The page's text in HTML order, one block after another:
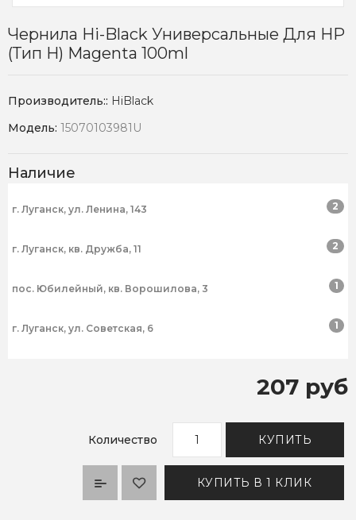
Чернила Hi-Black Универсальные Для HP
(Тип H) Magenta 100ml
Производитель:: HiBlack
Модель: 15070103981U
Наличие
г. Луганск, ул. Ленина, 143 2
г. Луганск, кв. Дружба, 11 2
пос. Юбилейный, кв. Ворошилова, 3 1
г. Луганск, ул. Советская, 6 1
207 руб
Количество КУПИТЬ
КУПИТЬ В 1 КЛИК